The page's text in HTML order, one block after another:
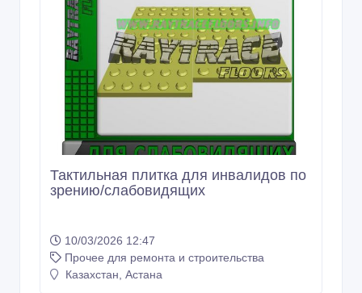
Тактильная плитка для инвалидов по
зрению/слабовидящих
10/03/2026 12:47
Прочее для ремонта и строительства
Казахстан, Астана